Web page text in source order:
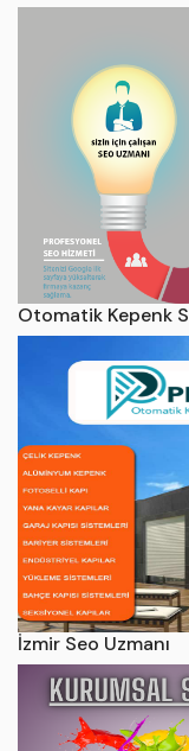
Otomatik Kepenk
İzmir Seo Uzmanı